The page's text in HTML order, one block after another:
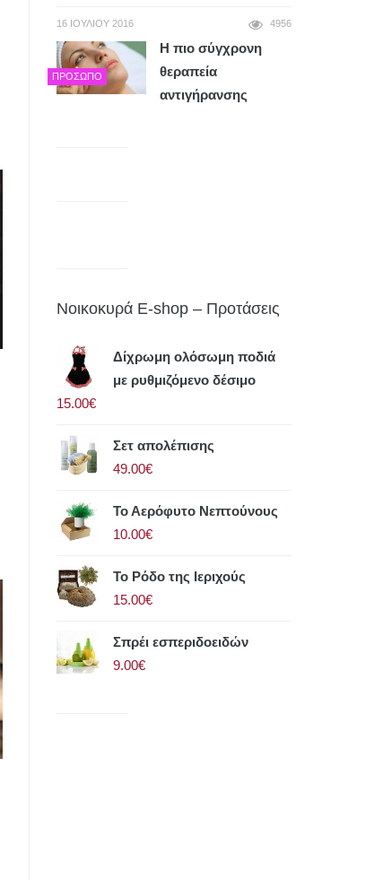
16 ΙΟΥΛΊΟΥ 2016 4956
ΠΡΌΣΩΠΟ
Η πιο σύγχρονη
θεραπεία
αντιγήρανσης
Νοικοκυρά E-shop – Προτάσεις
Δίχρωμη ολόσωμη ποδιά
με ρυθμιζόμενο δέσιμο
15.00€
Σετ απολέπισης
49.00€
Το Αερόφυτο Νεπτούνους
10.00€
Το Ρόδο της Ιεριχούς
15.00€
Σπρέι εσπεριδοειδών
9.00€